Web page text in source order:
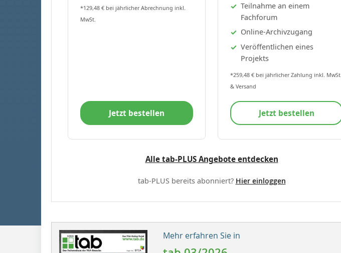
*129,48 € bei jährlicher Abrechnung inkl.
MwSt.
Jetzt bestellen
Teilnahme an einem
Fachforum
Online-Archivzugang
Veröffentlichen eines
Projekts
*259,48 € bei jährlicher Zahlung inkl. MwSt.
& Versand
Jetzt bestellen
Alle tab-PLUS Angebote entdecken
tab-PLUS bereits abonniert? Hier einloggen
Mehr erfahren Sie in